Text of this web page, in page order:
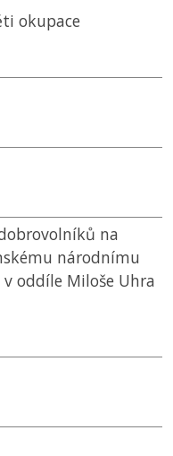
okupace
na
národnímu
oddíle Miloše Uhra